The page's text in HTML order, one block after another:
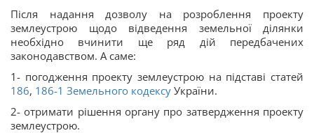
Після надання дозволу на розроблення проекту
землеустрою щодо відведення земельної ділянки
необхідно вчинити ще ряд дій передбачених
законодавством. А сaме:
1- погодження проекту землеустрою на підставі статей
186, 186-1 Земельного кодексу України.
2- отримати рішення органу про затвердження проекту
землеустрою.